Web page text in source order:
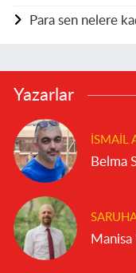
Para sen nelere
Yazarlar
İSMAIL
Belma